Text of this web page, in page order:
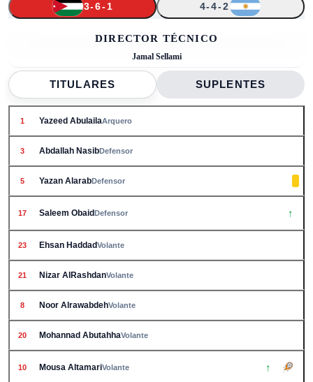
3-6-1 4-4-2
↑
↑ ↑
↑
DIRECTOR TÉCNICO
Jamal Sellami
TITULARES SUPLENTES
1 Yazeed AbulailaArquero
3 Abdallah NasibDefensor
5 Yazan AlarabDefensor
17 Saleem ObaidDefensor ↑
23 Ehsan HaddadVolante
21 Nizar AlRashdanVolante
8 Noor AlrawabdehVolante
20 Mohannad AbutahhaVolante
10 Mousa AltamariVolante ↑